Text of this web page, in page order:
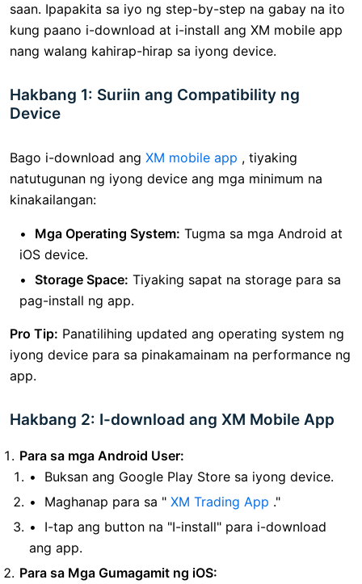
saan. Ipapakita sa iyo ng step-by-step na gabay na ito
kung paano i-download at i-install ang XM mobile app
nang walang kahirap-hirap sa iyong device.
Hakbang 1: Suriin ang Compatibility ng
Device
Bago i-download ang XM mobile app , tiyaking
natutugunan ng iyong device ang mga minimum na
kinakailangan:
Mga Operating System: Tugma sa mga Android at
iOS device.
Storage Space: Tiyaking sapat na storage para sa
pag-install ng app.
Pro Tip: Panatilihing updated ang operating system ng
iyong device para sa pinakamainam na performance ng
app.
Hakbang 2: I-download ang XM Mobile App
Para sa mga Android User:
Buksan ang Google Play Store sa iyong device.
Maghanap para sa " XM Trading App ."
I-tap ang button na "I-install" para i-download
ang app.
Para sa Mga Gumagamit ng iOS: